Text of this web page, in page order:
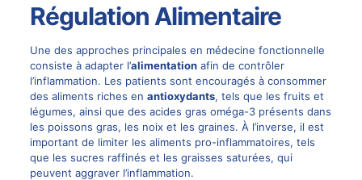
Régulation Alimentaire
Une des approches principales en médecine fonctionnelle
consiste à adapter l’alimentationafin de contrôler
l’inflammation. Les patients sont encouragés à consommer
des aliments riches en antioxydants, tels que les fruits et
légumes, ainsi que des acides gras oméga-3 présents dans
les poissons gras, les noix et les graines. À l’inverse, il est
important de limiter les aliments pro-inflammatoires, tels
que les sucres raffinés et les graisses saturées, qui
peuvent aggraver l’inflammation.